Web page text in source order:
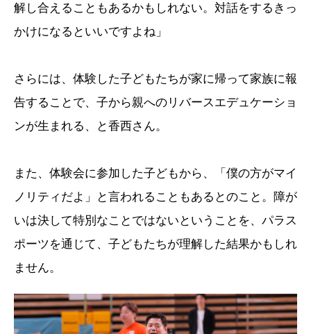
解し合えることもあるかもしれない。対話をするきっ
かけになるといいですよね」
さらには、体験した子どもたちが家に帰って家族に報
告することで、子から親へのリバースエデュケーショ
ンが生まれる、と香西さん。
また、体験会に参加した子どもから、「僕の方がマイ
ノリティだよ」と言われることもあるとのこと。障が
いは決して特別なことではないということを、パラス
ポーツを通じて、子どもたちが理解した結果かもしれ
ません。